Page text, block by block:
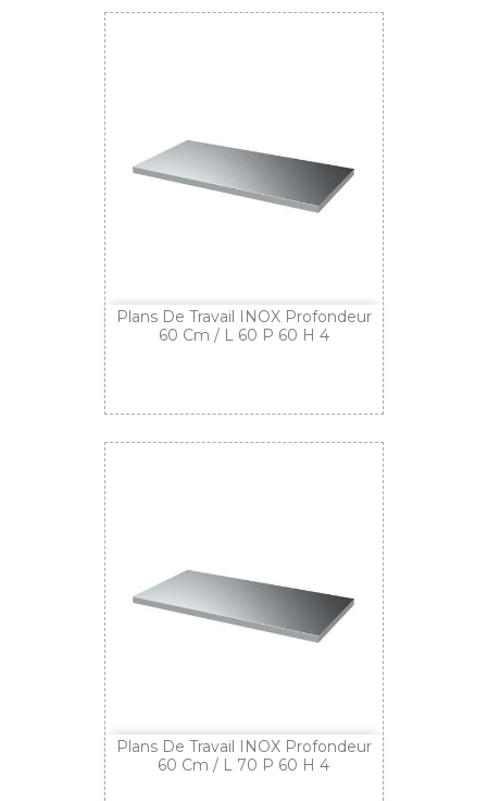
Plans De Travail INOX Profondeur
60 Cm / L 60 P 60 H 4
Plans De Travail INOX Profondeur
60 Cm / L 70 P 60 H 4